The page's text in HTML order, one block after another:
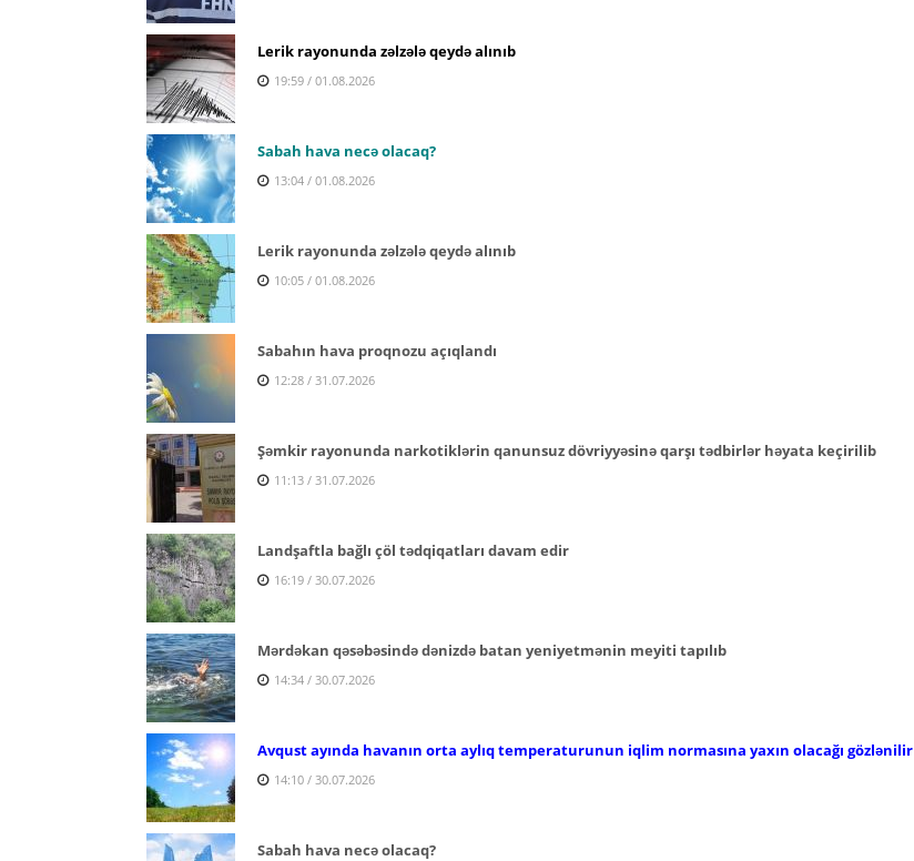
Lerik rayonunda zəlzələ qeydə alınıb
19:59 / 01.08.2026
Sabah hava necə olacaq?
13:04 / 01.08.2026
Lerik rayonunda zəlzələ qeydə alınıb
10:05 / 01.08.2026
Sabahın hava proqnozu açıqlandı
12:28 / 31.07.2026
Şəmkir rayonunda narkotiklərin qanunsuz dövriyyəsinə qarşı tədbirlər həyata keçirilib
11:13 / 31.07.2026
Landşaftla bağlı çöl tədqiqatları davam edir
16:19 / 30.07.2026
Mərdəkan qəsəbəsində dənizdə batan yeniyetmənin meyiti tapılıb
14:34 / 30.07.2026
Avqust ayında havanın orta aylıq temperaturunun iqlim normasına yaxın olacağı gözlənilir
14:10 / 30.07.2026
Sabah hava necə olacaq?